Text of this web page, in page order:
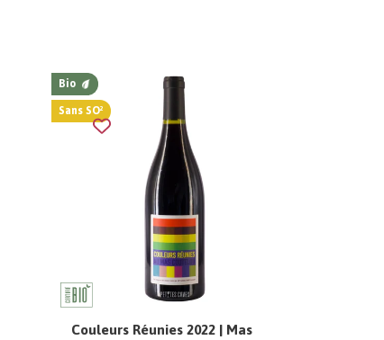
Bio
Sans SO²
Couleurs Réunies 2022 | Mas